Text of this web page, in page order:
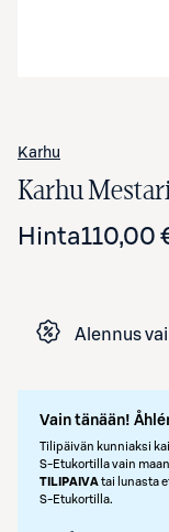
Karhu
Karhu
Hinta110,00
Alennus
Vain tänään!
Tilipäivän kunniaksi
S‑Etukortilla vain
TILIPAIVAtai lunasta
S‑Etukortilla.